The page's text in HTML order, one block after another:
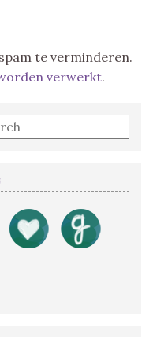
te verminderen.
verwerkt.